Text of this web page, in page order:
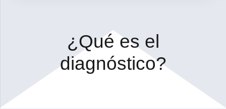
¿Qué es el
diagnóstico?